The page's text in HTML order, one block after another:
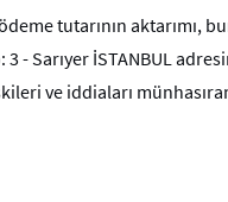
tutarının aktarımı,
3 - Sarıyer İSTANBUL
ve iddiaları